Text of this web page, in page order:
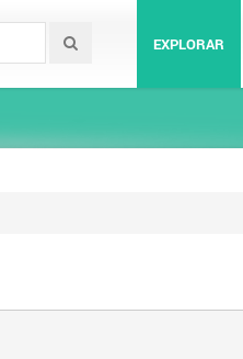
EXPLORAR